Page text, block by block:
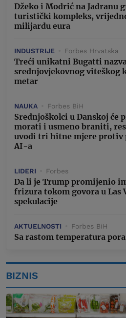
Džeko i Modrić na Jadranu
turistički kompleks,
milijardu eura
INDUSTRIJE Forbes Hrvatska
Treći unikatni Bugatti
srednjovjekovnog viteškog
metar
NAUKA Forbes BiH
Srednjoškolci u Danskoj će
morati i usmeno braniti,
uvodi tri hitne mjere protiv
AI-a
LIDERI Forbes
Da li je Trump promijenio
frizura tokom govora u Las
spekulacije
AKTUELNOSTI Forbes BiH
Sa rastom temperatura
BIZNIS